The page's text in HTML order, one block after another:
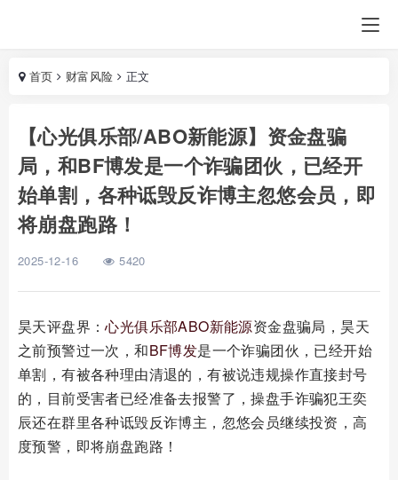
首页 财富风险 正文
【心光俱乐部/ABO新能源】资金盘骗
局，和BF博发是一个诈骗团伙，已经开
始单割，各种诋毁反诈博主忽悠会员，即
将崩盘跑路！
2025-12-16 5420
昊天评盘界：心光俱乐部ABO新能源资金盘骗局，昊天
之前预警过一次，和BF博发是一个诈骗团伙，已经开始
单割，有被各种理由清退的，有被说违规操作直接封号
的，目前受害者已经准备去报警了，操盘手诈骗犯王奕
辰还在群里各种诋毁反诈博主，忽悠会员继续投资，高
度预警，即将崩盘跑路！